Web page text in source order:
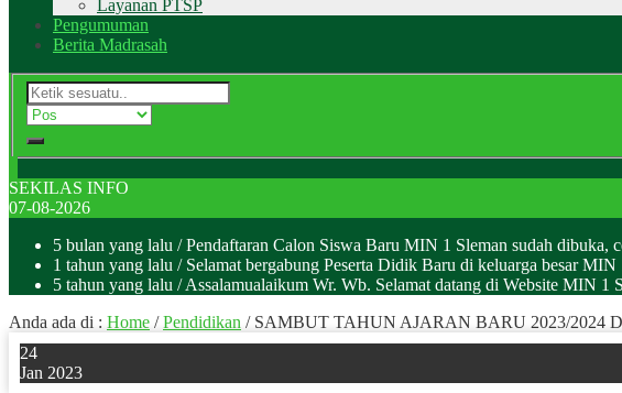
Layanan PTSP
Pengumuman
Berita Madrasah
SEKILAS INFO
07-08-2026
5 bulan yang lalu / Pendaftaran Calon Siswa Baru MIN 1 Sleman sudah dibuka,
1 tahun yang lalu / Selamat bergabung Peserta Didik Baru di keluarga besar MIN
5 tahun yang lalu / Assalamualaikum Wr. Wb. Selamat datang di Website MIN 1
Anda ada di : Home /Pendidikan / SAMBUT TAHUN AJARAN BARU 2023/2024
24
Jan 2023